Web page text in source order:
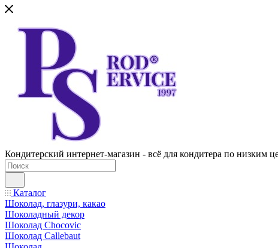
Кондитерский интернет-магазин - всё для кондитера по низким
Каталог
Шоколад, глазури, какао
Шоколадный декор
Шоколад Chocovic
Шоколад Callebaut